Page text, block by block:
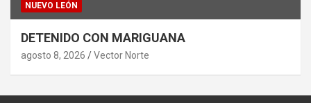
NUEVO LEÓN
DETENIDO CON MARIGUANA
agosto 8, 2026 Vector Norte